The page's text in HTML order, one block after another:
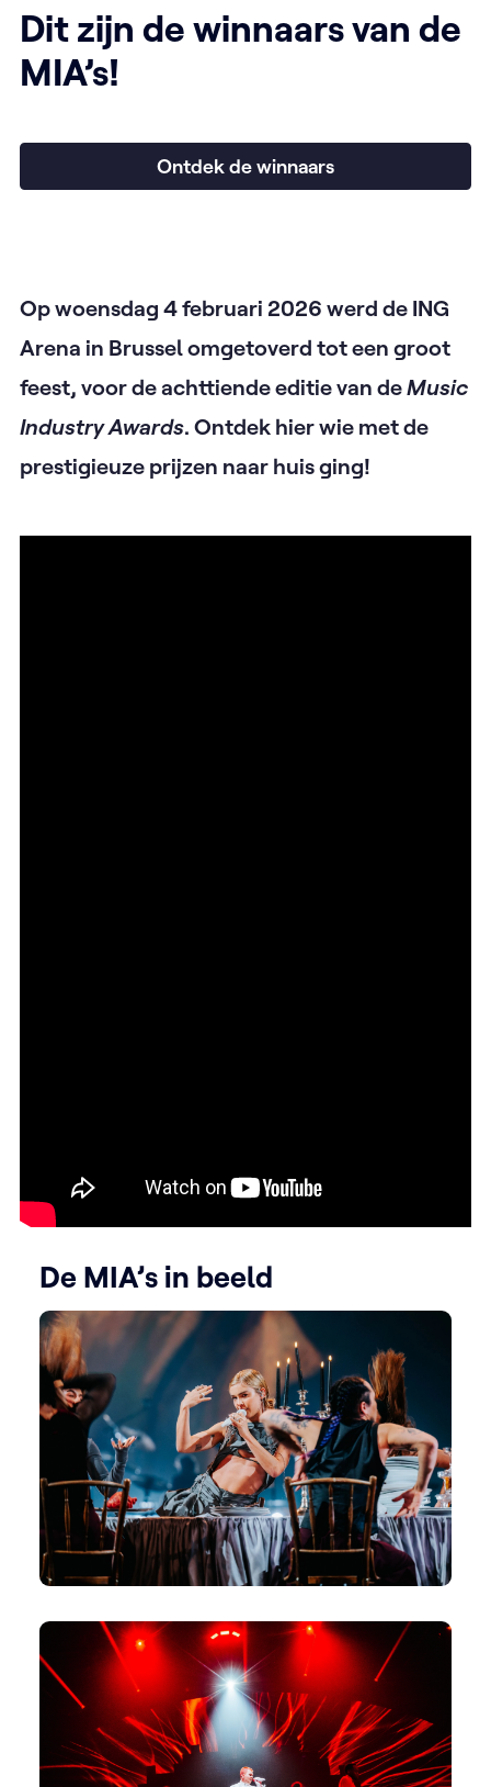
Dit zijn de winnaars van de
MIA’s!
Ontdek de winnaars
Op woensdag 4 februari 2026 werd de ING
Arena in Brussel omgetoverd tot een groot
feest, voor de achttiende editie van deMusic
Industry Awards. Ontdek hier wie met de
prestigieuze prijzen naar huis ging!
De MIA’s in beeld